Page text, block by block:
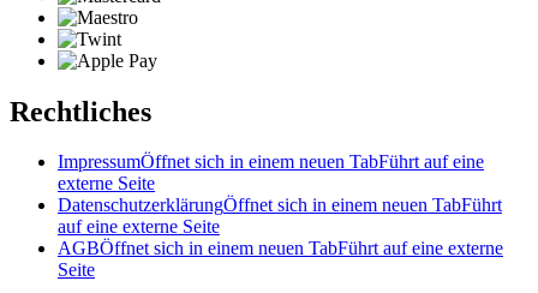
Rechtliches
ImpressumÖffnet sich in einem neuen TabFührt auf eine
externe Seite
DatenschutzerklärungÖffnet sich in einem neuen TabFührt
auf eine externe Seite
AGBÖffnet sich in einem neuen TabFührt auf eine externe
Seite